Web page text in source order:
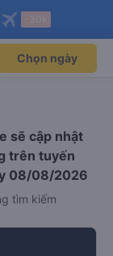
Mở app
Mở app
Chọn ngày
sẽ cập nhật
trên tuyến
08/08/2026
tìm kiếm